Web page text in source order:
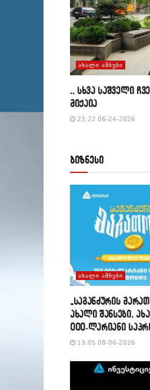
ᲐᲮᲐᲚᲘ ᲐᲛᲑᲔᲑᲘ
,, სხვა საშველი
მიქაია
23:22 06-24-2026
ბიზნესი
ᲐᲮᲐᲚᲘ ᲐᲛᲑᲔᲑᲘ
„საგანძურის
ახალი შანსები,
000-ლარიანი
13:05 08-06-2026